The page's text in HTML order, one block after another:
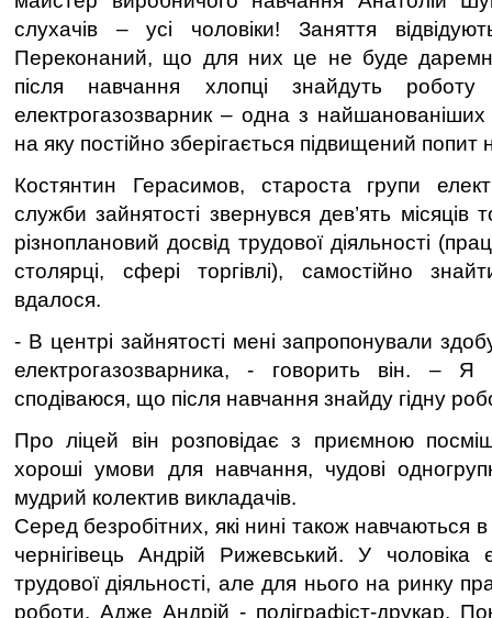
слухачів – усі чоловіки! Заняття
Переконаний, що для них це не буде
після навчання хлопці знайдуть
електрогазозварник – одна з найшанованіших
на яку постійно зберігається підвищений попит
Костянтин Герасимов, староста групи
служби зайнятості звернувся дев’ять
різноплановий досвід трудової діяльності
столярці, сфері торгівлі), самостійно
вдалося.
- В центрі зайнятості мені запропонували
електрогазозварника, - говорить він. – Я
сподіваюся, що після навчання знайду гідну
Про ліцей він розповідає з приємною
хороші умови для навчання, чудові
мудрий колектив викладачів.
Серед безробітних, які нині також навчаються в
чернігівець Андрій Рижевський. У чоловіка
трудової діяльності, але для нього на ринку
роботи. Адже Андрій - поліграфіст-друкар.